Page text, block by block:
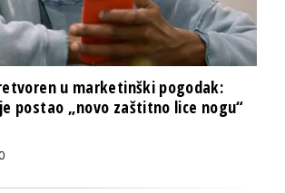
u marketinški pogodak:
postao „novo zaštitno lice nogu“